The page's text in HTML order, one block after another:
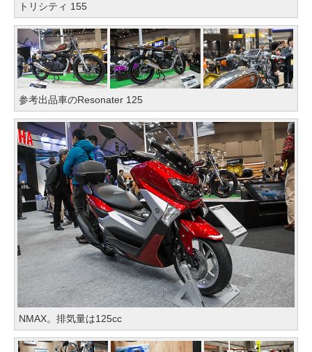
トリシティ 155
参考出品車のResonater 125
NMAX。排気量は125cc